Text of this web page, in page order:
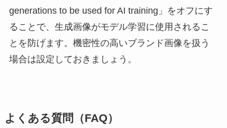
generations to be used for AI training」をオフにす
ることで、生成画像がモデル学習に使用されるこ
とを防げます。機密性の高いブランド画像を扱う
場合は設定しておきましょう。
よくある質問（FAQ）